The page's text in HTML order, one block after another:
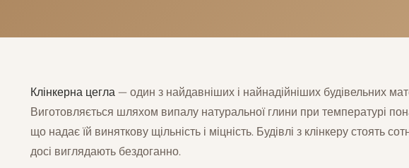
Клінкерна цегла— один з найдавніших і найнадійніших будівельних
Виготовляється шляхом випалу натуральної глини при температурі
що надає їй виняткову щільність і міцність. Будівлі з клінкеру стоять
досі виглядають бездоганно.